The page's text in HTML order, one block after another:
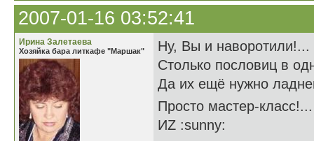
2007-01-16 03:52:41
Ирина Залетаева
Хозяйка бара литкафе "Маршак"
Ну, Вы и наворотили!...
Столько пословиц в
Да их ещё нужно
Просто мастер-
ИZ :sunny: